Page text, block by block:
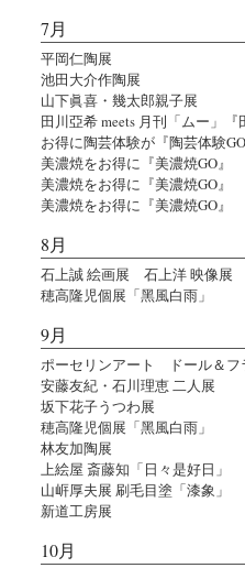
7月
平岡仁陶展
池田大介作陶展
山下眞喜・幾太郎親子展
田川亞希 meets 月刊「ムー」『
お得に陶芸体験が『陶芸体験GO
美濃焼をお得に『美濃焼GO』
美濃焼をお得に『美濃焼GO』
美濃焼をお得に『美濃焼GO』
8月
石上誠 絵画展 石上洋 映像展
穂高隆児個展「黑風白雨」
9月
ポーセリンアート ドール＆
安藤友紀・石川理恵 二人展
坂下花子うつわ展
穂高隆児個展「黑風白雨」
林友加陶展
上絵屋 斎藤知「日々是好日」
山㟁厚夫展 刷毛目塗「漆象」
新道工房展
10月